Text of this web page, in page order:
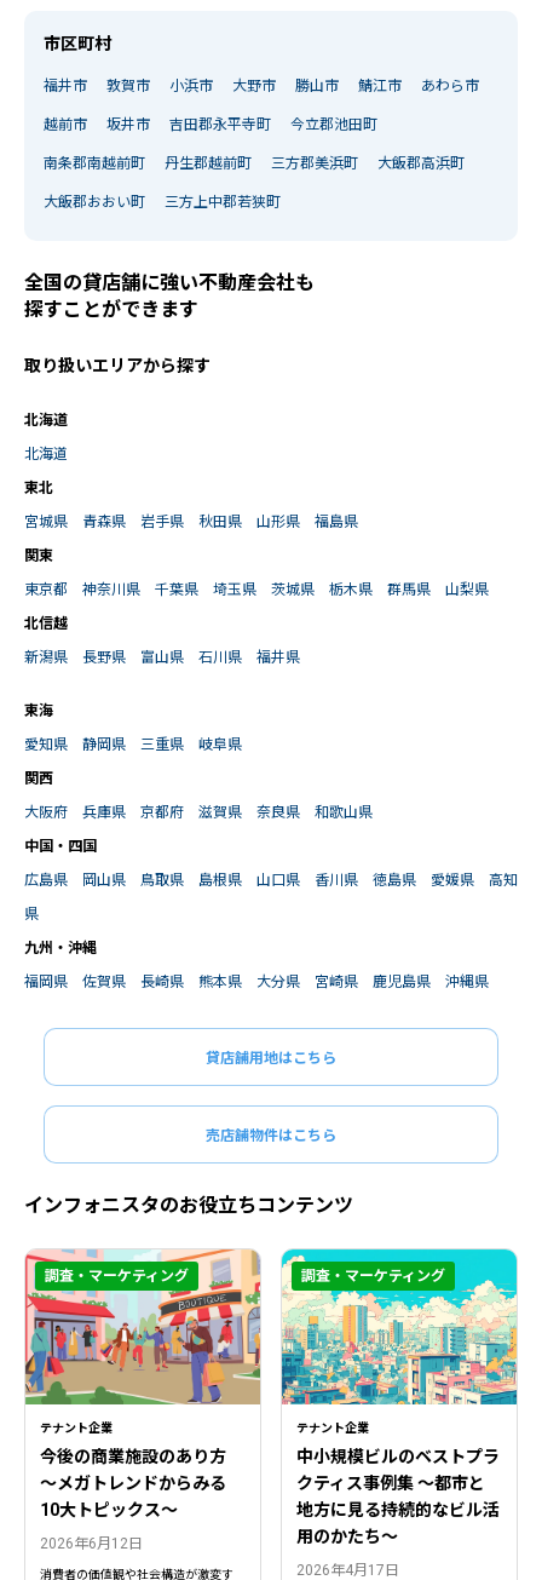
市区町村
福井市 敦賀市 小浜市 大野市 勝山市 鯖江市 あわら市
越前市 坂井市 吉田郡永平寺町 今立郡池田町
南条郡南越前町 丹生郡越前町 三方郡美浜町 大飯郡高浜町
大飯郡おおい町 三方上中郡若狭町
全国の貸店舗に強い不動産会社も
探すことができます
取り扱いエリアから探す
北海道
北海道
東北
宮城県
青森県 岩手県 秋田県 山形県
福島県
関東
東京都
神奈川県 千葉県 埼玉県 茨城県 栃木県 群馬県
山梨県
北信越
新潟県
長野県 富山県 石川県 福井県
東海
愛知県
静岡県 三重県
岐阜県
関西
大阪府
兵庫県 京都府 滋賀県 奈良県
和歌山県
中国・四国
広島県
岡山県 鳥取県 島根県 山口県 香川県 徳島県 愛媛県
高知
県
九州・沖縄
福岡県
佐賀県 長崎県 熊本県 大分県 宮崎県 鹿児島県 沖縄県
貸店舗用地はこちら
売店舗物件はこちら
インフォニスタのお役立ちコンテンツ
テナント企業
今後の商業施設のあり方
〜メガトレンドからみる
10大トピックス〜
2026年6月12日
消費者の価値観や社会構造が激変す
調査・マーケティング
テナント企業
中小規模ビルのベストプラ
クティス事例集 ～都市と
地方に見る持続的なビル活
用のかたち～
2026年4月17日
調査・マーケティング